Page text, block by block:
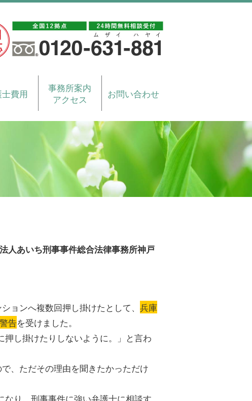
費用
事務所案内
アクセス
お問い合わせ
人あいち刑事事件総合法律事務所神戸
ョンへ複数回押し掛けたとして、 兵庫
警告を受けました。
し掛けたりしないように。」と言わ
、ただその理由を聞きたかっただけ
り、刑事事件に強い弁護士に相談す